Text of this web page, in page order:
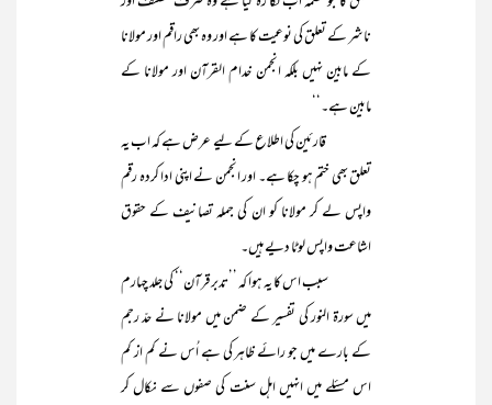
ناشر کے تعلق کی نوعیت کا ہے اور وہ بھی راقم اور مولانا
کے مابین نہیں بلکہ انجمن خدام القرآن اور مولانا کے
مابین ہے۔‘‘
قارئین کی اطلاع کے لیے عرض ہے کہ اب یہ
تعلق بھی ختم ہو چکا ہے۔ اور انجمن نے اپنی ادا کردہ رقم
واپس لے کر مولانا کو ان کی جملہ تصانیف کے حقوق
اشاعت واپس لوٹا دیے ہیں۔
سبب اس کا یہ ہوا کہ ’’تدبر قرآن‘‘ کی جلد چہارم
میں سورۃ النور کی تفسیر کے ضمن میں مولانا نے حدّ رجم
کے بارے میں جو رائے ظاہر کی ہے اُس نے کم از کم
اس مسئلے میں انہیں اہل سنت کی صفوں سے نکال کر